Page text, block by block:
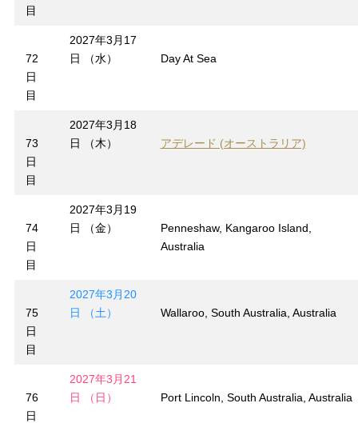
目
72
日
目
2027年3月17
日 （水）
Day At Sea
73
日
目
2027年3月18
日 （木）
アデレード (オーストラリア)
74
日
目
2027年3月19
日 （金）
Penneshaw, Kangaroo Island,
Australia
75
日
目
2027年3月20
日 （土）
Wallaroo, South Australia, Australia
76
日
2027年3月21
日 （日）
Port Lincoln, South Australia, Australia